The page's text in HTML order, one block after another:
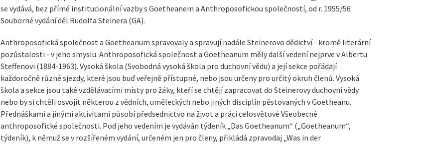
se vydává, bez přímé institucionální vazby s Goetheanem a Anthroposofickou společností, od r. 1955/56
Souborné vydání děl Rudolfa Steinera (GA).
Anthroposofická společnost a Goetheanum spravovaly a spravují nadále Steinerovo dědictví - kromě literární
pozůstalosti - v jeho smyslu. Anthroposofická společnost a Goetheanum měly další vedení nejprve v Albertu
Steffenovi (1884-1963). Vysoká škola (Svobodná vysoká škola pro duchovní vědu) a její sekce pořádají
každoročně různé sjezdy, které jsou buď veřejně přístupné, nebo jsou určeny pro určitý okruh členů. Vysoká
škola a sekce jsou také vzdělávacími místy pro žáky, kteří se chtějí zapracovat do Steinerovy duchovní vědy
nebo by si chtěli osvojit některou z vědních, uměleckých nebo jiných disciplín pěstovaných v Goetheanu.
Přednáškami a jinými aktivitami působí předsednictvo na život a práci celosvětové Všeobecné
anthroposofické společnosti. Pod jeho vedením je vydáván týdeník „Das Goetheanum“ („Goetheanum“,
týdeník), k němuž se v rozšířeném vydání, určeném jen pro členy, přikládá zpravodaj „Was in der